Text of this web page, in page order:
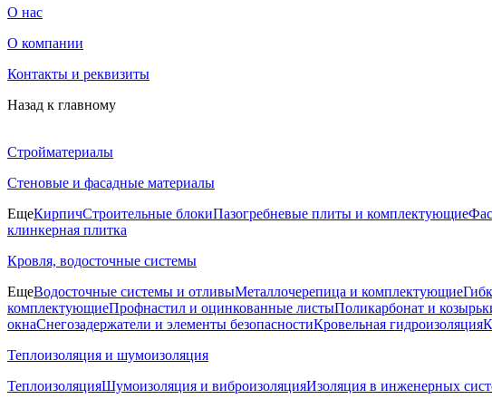
О нас
О компании
Контакты и реквизиты
Назад к главному
Стройматериалы
Стеновые и фасадные материалы
ЕщеКирпичСтроительные блокиПазогребневые плиты и комплектующие
клинкерная плитка
Кровля, водосточные системы
ЕщеВодосточные системы и отливыМеталлочерепица и комплектующие
комплектующиеПрофнастил и оцинкованные листыПоликарбонат и
окнаСнегозадержатели и элементы безопасностиКровельная гидроизоляция
Теплоизоляция и шумоизоляция
ТеплоизоляцияШумоизоляция и виброизоляцияИзоляция в инженерных